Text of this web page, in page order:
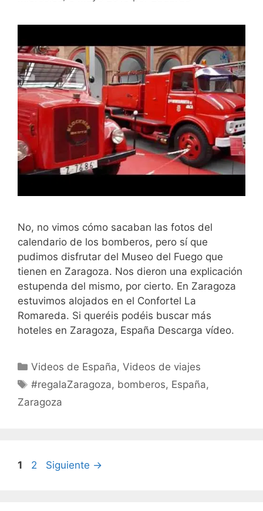
No, no vimos cómo sacaban las fotos del
calendario de los bomberos, pero sí que
pudimos disfrutar del Museo del Fuego que
tienen en Zaragoza. Nos dieron una explicación
estupenda del mismo, por cierto. En Zaragoza
estuvimos alojados en el Confortel La
Romareda. Si queréis podéis buscar más
hoteles en Zaragoza, España Descarga vídeo.
Categorías
Videos de España,Videos de viajes
Etiquetas
#regalaZaragoza, bomberos, España,
Zaragoza
Página
1 Página
2 Siguiente →